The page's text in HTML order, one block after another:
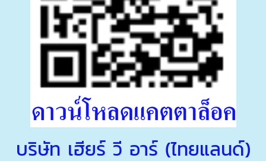
บริษัท เฮียร์ วี อาร์ (ไทยแลนด์)